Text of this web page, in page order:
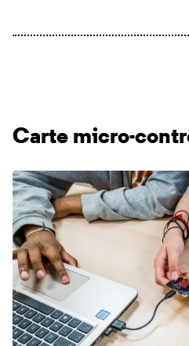
Carte micro-